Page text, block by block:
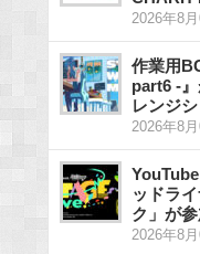
2026年8
作業用
part6 -
レンジ
2026年8
ッドラ
ク」が参
2026年8